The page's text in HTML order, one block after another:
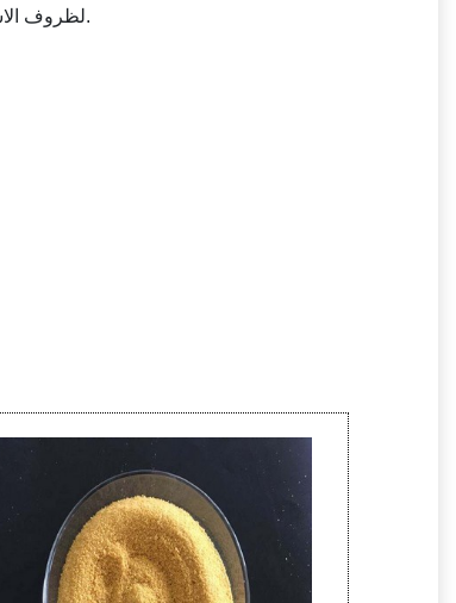
لظروف الاستخدام أو الإنتاج وفقًا لمتطلبات العميل المحددة.